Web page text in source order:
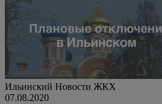
Ильинский Новости ЖКХ
07.08.2020